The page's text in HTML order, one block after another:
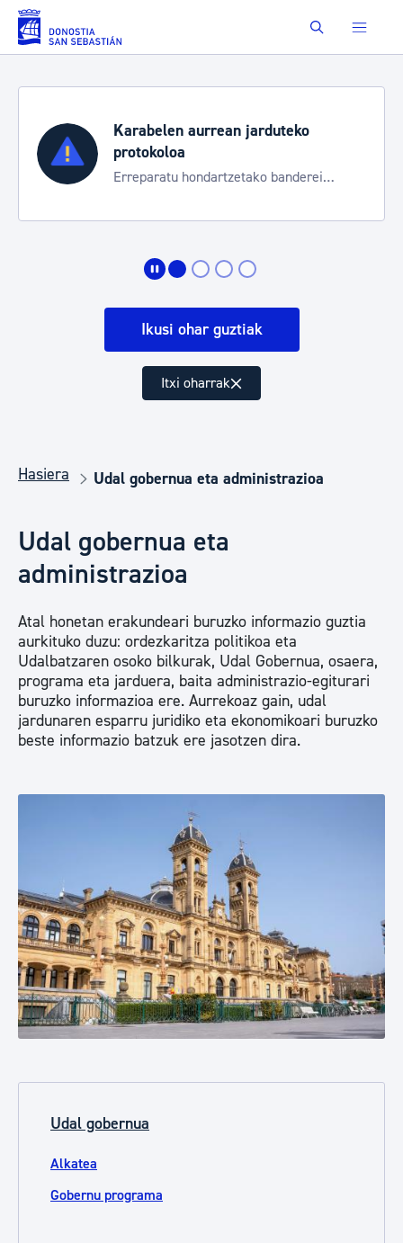
Eduki nagusira joan Buscar
Aste Nagusia 2026
Trafiko mozketak eta garraio zerbitzu
bereziak
Ikusi ohar guztiak
Itxi oharrak
Hasiera Udal gobernua eta administrazioa
Udal gobernua eta
administrazioa
Atal honetan erakundeari buruzko informazio guztia
aurkituko duzu: ordezkaritza politikoa eta
Udalbatzaren osoko bilkurak, Udal Gobernua, osaera,
programa eta jarduera, baita administrazio-egiturari
buruzko informazioa ere. Aurrekoaz gain, udal
jardunaren esparru juridiko eta ekonomikoari buruzko
beste informazio batzuk ere jasotzen dira.
Udal gobernua
Alkatea
Gobernu programa